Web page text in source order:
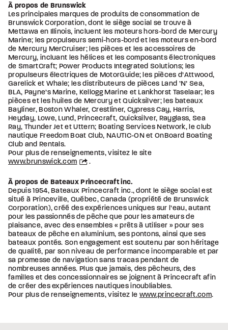
À propos de Brunswick
Les principales marques de produits de consommation de
Brunswick Corporation, dont le siège social se trouve à
Mettawa en Illinois, incluent les moteurs hors-bord de Mercury
Marine; les propulseurs semi-hors-bord et les moteurs en-bord
de Mercury MerCruiser; les pièces et les accessoires de
Mercury, incluant les hélices et les composants électroniques
de SmartCraft; Power Products Integrated Solutions; les
propulseurs électriques de MotorGuide; les pièces d’Attwood,
Garelick et Whale; les distributeurs de pièces Land ’N’ Sea,
BLA, Payne’s Marine, Kellogg Marine et Lankhorst Taselaar; les
pièces et les huiles de Mercury et Quicksilver; les bateaux
Bayliner, Boston Whaler, Crestliner, Cypress Cay, Harris,
Heyday, Lowe, Lund, Princecraft, Quicksilver, Rayglass, Sea
Ray, Thunder Jet et Uttern; Boating Services Network, le club
nautique Freedom Boat Club, NAUTIC-ON et OnBoard Boating
Club and Rentals.
Pour plus de renseignements, visitez le site
www.brunswick.com
.
À propos de Bateaux Princecraft inc.
Depuis 1954, Bateaux Princecraft inc., dont le siège social est
situé à Princeville, Québec, Canada (propriété de Brunswick
Corporation), créé des expériences uniques sur l’eau, autant
pour les passionnés de pêche que pour les amateurs de
plaisance, avec des ensembles « prêts à utiliser » pour ses
bateaux de pêche en aluminium, ses pontons, ainsi que ses
bateaux pontés. Son engagement est soutenu par son héritage
de qualité, par son niveau de performance incomparable et par
sa promesse de navigation sans tracas pendant de
nombreuses années. Plus que jamais, des pêcheurs, des
familles et des concessionnaires se joignent à Princecraft afin
de créer des expériences nautiques inoubliables.
Pour plus de renseignements, visitez le www.princecraft.com.